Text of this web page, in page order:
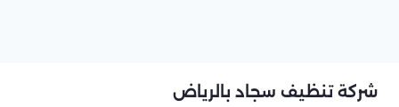
شركة تنظيف سجاد بالرياض